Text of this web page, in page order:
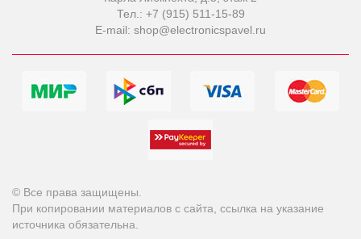
Тел.: +7 (915) 511-15-89
E-mail: shop@electronicspavel.ru
© Все права защищены.
При копировании материалов с сайта, ссылка на указание
источника обязательна.